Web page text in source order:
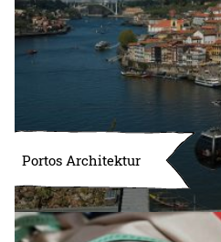
Portos Architektur